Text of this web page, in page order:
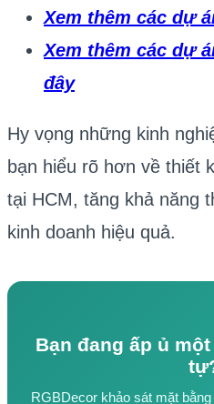
Xem thêm các dự
Xem thêm các dự
đây
Hy vọng những kinh
bạn hiểu rõ hơn về thiết
tại HCM, tăng khả năng
kinh doanh hiệu quả.
Bạn đang ấp ủ
RGBDecor khảo sát mặt